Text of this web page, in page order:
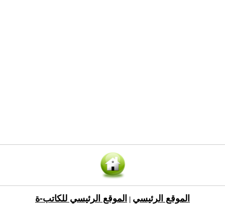
الموقع الرئيسي الموقع الرئيسي للكاتب-ة